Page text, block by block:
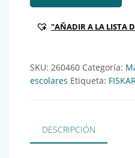
"AÑADIR A LA LISTA
SKU: 260460 Categoría:
escolares Etiqueta:
DESCRIPCIÓN